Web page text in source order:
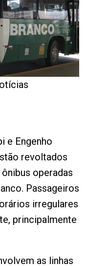
e Engenho
revoltados
operadas
Passageiros
irregulares
principalmente
as linhas